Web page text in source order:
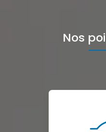
Nos